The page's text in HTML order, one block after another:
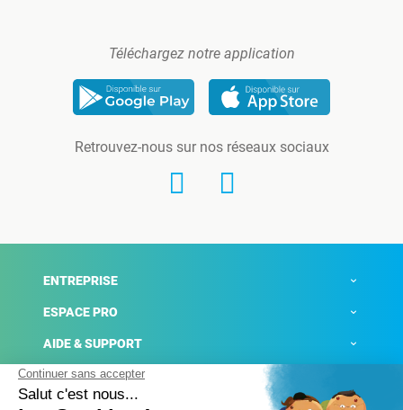
Téléchargez notre application
Retrouvez-nous sur nos réseaux sociaux
ENTREPRISE
ESPACE PRO
AIDE & SUPPORT
ACTUALITÉS